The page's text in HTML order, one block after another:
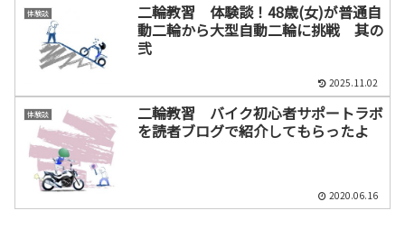
体験談
二輪教習 体験談！48歳(女)が普通自
動二輪から大型自動二輪に挑戦 其の
弐
2025.11.02
体験談
二輪教習 バイク初心者サポートラボ
を読者ブログで紹介してもらったよ
2020.06.16